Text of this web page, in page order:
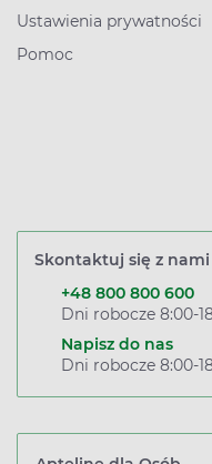
Ustawienia prywatności
Pomoc
Skontaktuj się z nami
+48 800 800 600
Dni robocze 8:00-
Napisz do nas
Dni robocze 8:00-